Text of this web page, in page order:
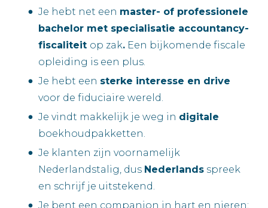
Je hebt net een master- of professionele
bachelor met specialisatie accountancy-
fiscaliteit op zak. Een bijkomende fiscale
opleiding is een plus.
Je hebt een sterke interesse en drive
voor de fiduciaire wereld.
Je vindt makkelijk je weg in digitale
boekhoudpakketten.
Je klanten zijn voornamelijk
Nederlandstalig, dus Nederlands spreek
en schrijf je uitstekend.
Je bent een companion in hart en nieren: